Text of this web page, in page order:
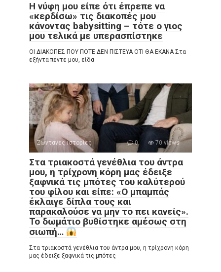
Η νύφη μου είπε ότι έπρεπε να
«κερδίσω» τις διακοπές μου
κάνοντας babysitting – τότε ο γιος
μου τελικά με υπερασπίστηκε
ΟΙ ΔΙΑΚΟΠΕΣ ΠΟΥ ΠΟΤΕ ΔΕΝ ΠΙΣΤΕΥΑ ΟΤΙ ΘΑ ΕΚΑΝΑ Στα
εξήντα πέντε μου, είδα
Ζωντανές ιστορίες 0 70 views
Στα τριακοστά γενέθλια του άντρα
μου, η τρίχρονη κόρη μας έδειξε
ξαφνικά τις μπότες του καλύτερού
του φίλου και είπε: «Ο μπαμπάς
έκλαιγε δίπλα τους και
παρακαλούσε να μην το πει κανείς».
Το δωμάτιο βυθίστηκε αμέσως στη
σιωπή…
Στα τριακοστά γενέθλια του άντρα μου, η τρίχρονη κόρη
μας έδειξε ξαφνικά τις μπότες